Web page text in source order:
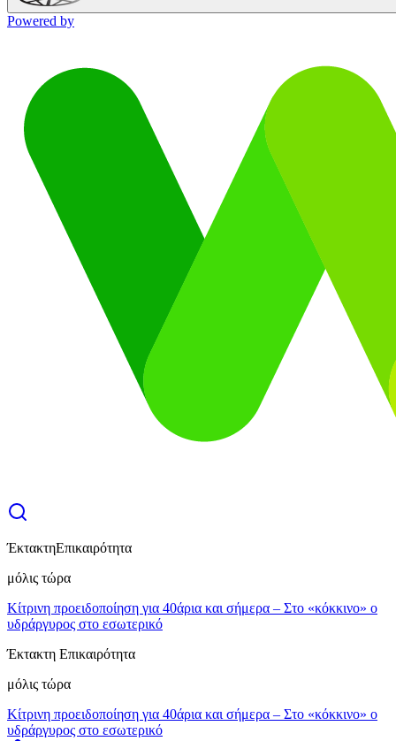
Powered by
ΈκτακτηΕπικαιρότητα
μόλις τώρα
Κίτρινη προειδοποίηση για 40άρια και σήμερα – Στο «κόκκινο» ο
υδράργυρος στο εσωτερικό
Έκτακτη Επικαιρότητα
μόλις τώρα
Κίτρινη προειδοποίηση για 40άρια και σήμερα – Στο «κόκκινο» ο
υδράργυρος στο εσωτερικό